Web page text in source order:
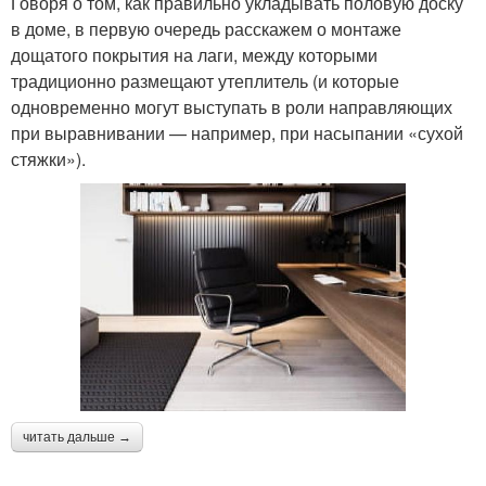
в доме, в первую очередь расскажем о монтаже
дощатого покрытия на лаги, между которыми
традиционно размещают утеплитель (и которые
одновременно могут выступать в роли направляющих
при выравнивании — например, при насыпании «сухой
стяжки»).
читать дальше →